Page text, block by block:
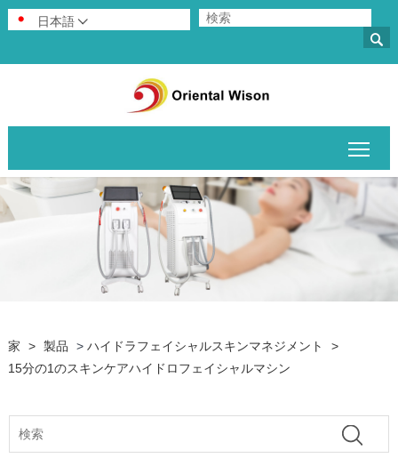

日本語 
家 > 製品 > ハイドラフェイシャルスキンマネジメント
>
15分の1のスキンケアハイドロフェイシャルマシン